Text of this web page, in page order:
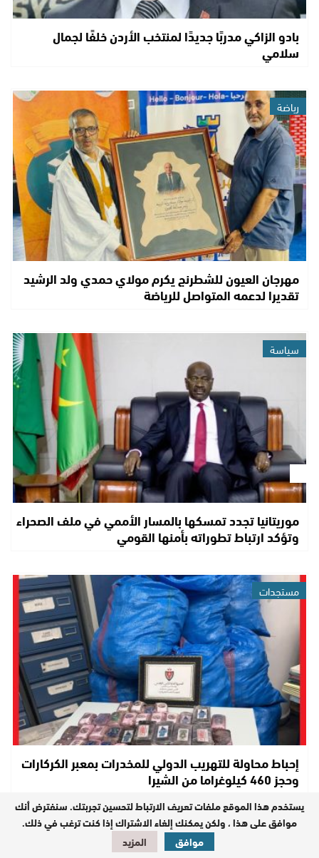
بادو الزاكي مدربًا جديدًا لمنتخب الأردن خلفًا لجمال
سلامي
رياضة
مهرجان العيون للشطرنج يكرم مولاي حمدي ولد الرشيد
تقديرا لدعمه المتواصل للرياضة
سياسة
موريتانيا تجدد تمسكها بالمسار الأممي في ملف الصحراء
وتؤكد ارتباط تطوراته بأمنها القومي
مستجدات
إحباط محاولة للتهريب الدولي للمخدرات بمعبر الكركارات
وحجز 460 كيلوغراما من الشيرا
مستجدات
يستخدم هذا الموقع ملفات تعريف الارتباط لتحسين تجربتك. سنفترض أنك
موافق على هذا ، ولكن يمكنك إلغاء الاشتراك إذا كنت ترغب في ذلك.
موافق
المزيد